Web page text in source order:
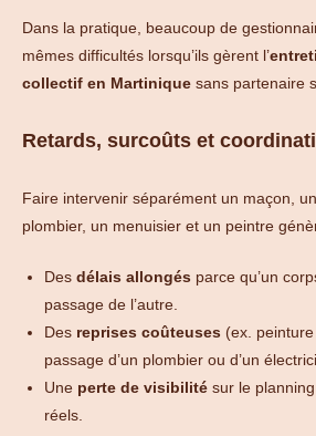
Dans la pratique, beaucoup de
mêmes difficultés lorsqu’ils gèrent l’
collectif en Martinique sans partenaire
Retards, surcoûts et
Faire intervenir séparément un maçon,
plombier, un menuisier et un peintre
Des délais allongés parce qu’un
passage de l’autre.
Des reprises coûteuses (ex.
passage d’un plombier ou d’un
Une perte de visibilité sur le
réels.